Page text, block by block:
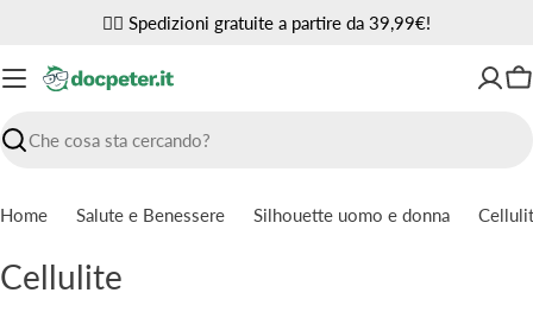
contenuto
✌🏼 Spedizioni gratuite a partire da 39,99€!
Ricerca
Home Salute e Benessere Silhouette uomo e donna
C
Cellulite